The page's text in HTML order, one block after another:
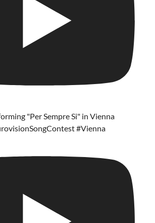
"Per Sempre Si" in Vienna
#Vienna